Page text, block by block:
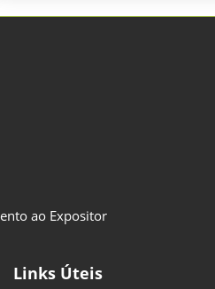
ao Expositor
Links Úteis